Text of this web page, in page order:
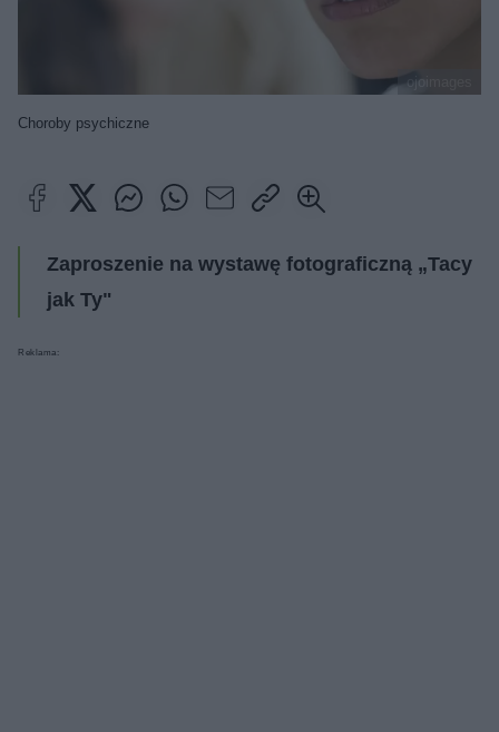
ojoimages
Choroby psychiczne
Zaproszenie na wystawę fotograficzną „Tacy
jak Ty"
Reklama: